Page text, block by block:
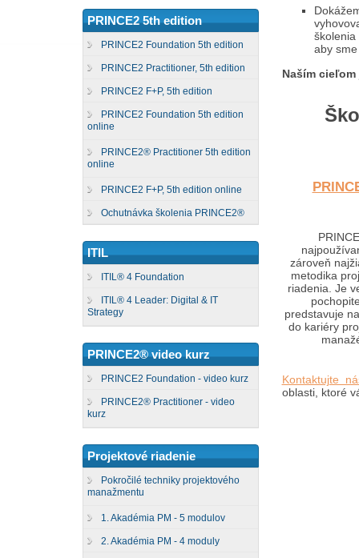
PRINCE2 5th edition
PRINCE2 Foundation 5th edition
PRINCE2 Practitioner, 5th edition
PRINCE2 F+P, 5th edition
PRINCE2 Foundation 5th edition
online
PRINCE2® Practitioner 5th edition
online
PRINCE2 F+P, 5th edition online
Ochutnávka školenia PRINCE2®
ITIL
ITIL® 4 Foundation
ITIL® 4 Leader: Digital & IT
Strategy
PRINCE2® video kurz
PRINCE2 Foundation - video kurz
PRINCE2® Practitioner - video
kurz
Projektové riadenie
Pokročilé techniky projektového
manažmentu
1. Akadémia PM - 5 modulov
2. Akadémia PM - 4 moduly
školenia
aby
Naším
zároveň
metodika
riadenia. Je
predstavuje
do kariéry
Kontaktujte
oblasti, ktoré